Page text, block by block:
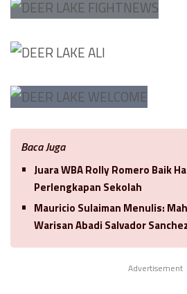
Baca Juga
Juara WBA Rolly Romero Baik
Perlengkapan Sekolah
Mauricio Sulaiman Menulis:
Warisan Abadi Salvador
Advertisement